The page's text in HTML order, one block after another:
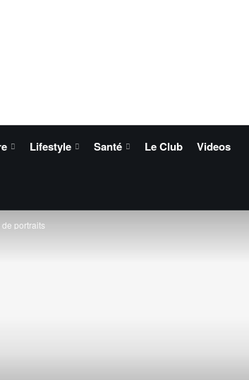
Lifestyle Santé Le Club Videos
portraits